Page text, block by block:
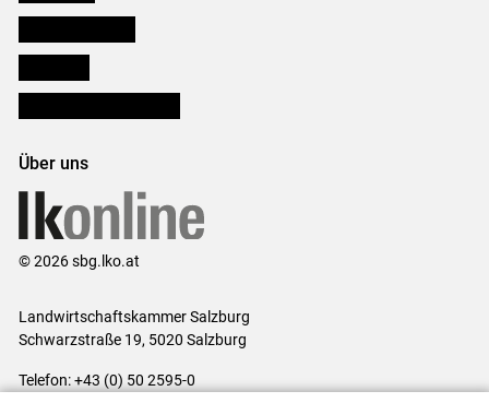
Über uns
© 2026 sbg.lko.at
Landwirtschaftskammer Salzburg
Schwarzstraße 19, 5020 Salzburg
Telefon: +43 (0) 50 2595-0